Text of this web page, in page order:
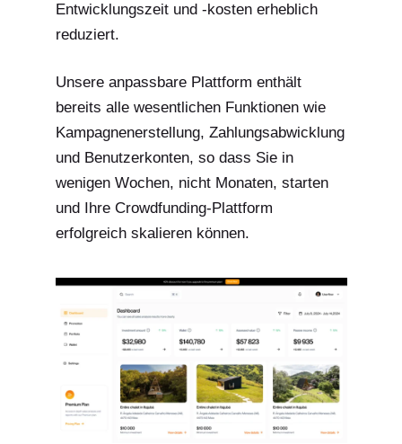
Entwicklungszeit und -kosten erheblich
reduziert.
Unsere anpassbare Plattform enthält
bereits alle wesentlichen Funktionen wie
Kampagnenerstellung, Zahlungsabwicklung
und Benutzerkonten, so dass Sie in
wenigen Wochen, nicht Monaten, starten
und Ihre Crowdfunding-Plattform
erfolgreich skalieren können.